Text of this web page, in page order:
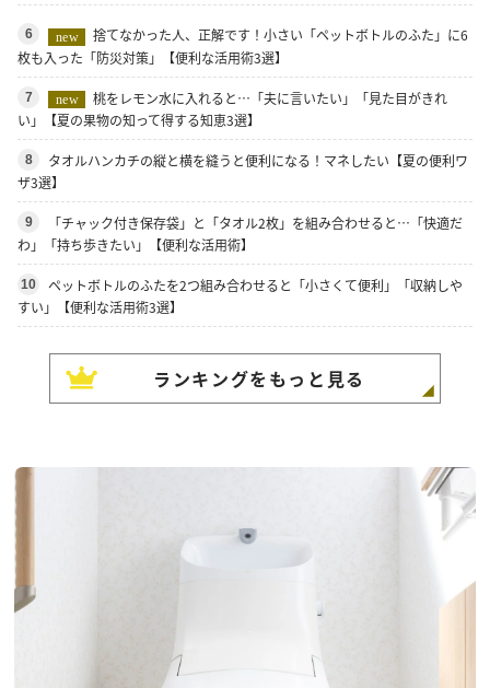
6 new
捨てなかった人、正解です！小さい「ペットボトルのふた」に6
枚も入った「防災対策」【便利な活用術3選】
7 new
桃をレモン水に入れると…「夫に言いたい」「見た目がきれ
い」【夏の果物の知って得する知恵3選】
8
タオルハンカチの縦と横を縫うと便利になる！マネしたい【夏の便利ワ
ザ3選】
9
「チャック付き保存袋」と「タオル2枚」を組み合わせると…「快適だ
わ」「持ち歩きたい」【便利な活用術】
10
ペットボトルのふたを2つ組み合わせると「小さくて便利」「収納しや
すい」【便利な活用術3選】
ランキングをもっと見る